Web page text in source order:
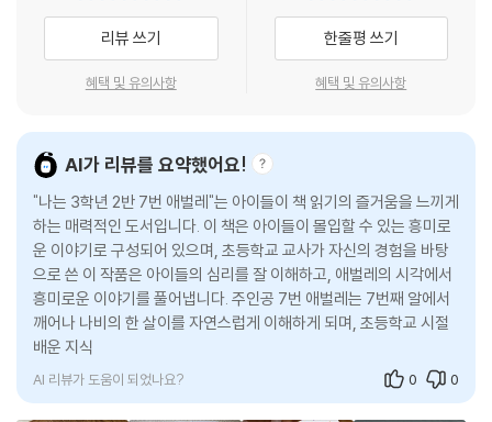
는 3학년 2반 7번 애벌레』는 어린이들이 교과서에서 배우고 교실에서 체
험했던 내용을 문학 작품을 통해 다시 한번 마음에 새길 수 있는 계기를 마
련한다. 해당 단원을 배우는 3학년뿐 아니라 누구라도 재밌게 읽을 수 있
는 이야기로서의 매력과 문학적인 완성도를 갖춘 작품임은 물론이다. 평범
모아 어려움을 헤쳐 나가는 과정은 어린이 독자에게 자연의 섭리뿐 아니라
삶의 지혜까지도 깨닫게 한다.
『나는 3학년 2반 7번 애벌레』는 상대적으로 움직임이 작은 이야기다. 하
나 고요함 속에 감춘 움직임이 진짜이듯 애벌레는 후일 나비가 되실 몸이
다. 먹고 자는 일 외에는 아무것도 하지 않는 것 같은, 할 수 없을 것 같은 애
벌레가 끊임없이 꼬물거리고 생각하면서 자기 운명을 열어 나가는 과정은
뜻밖의 감동으로 이어진다. 토끼나 곰이 등장하는 귀여운 애니메이션 같은
동물 의인동화는 자주 보아도, 이렇게 무언가 배울 점이 있는 애벌레는 흔
히 볼 수 있는 게 아니다. 통 속에 갇힌 채 내가 과연 무엇을 할 수 있을까 고
민하는 애벌레는 지금 어린이의 또 다른 모습일 수 있다.
어 낸다. 모든 어린이의 ‘날개돋이’를 응원하는 이야기.
- 김윤경 (동두천신천초등학교 교사)
리뷰 쓰기
혜택 및 유의사항
한줄평 쓰기
혜택 및 유의사항
AI가 리뷰를 요약했어요!
"나는 3학년 2반 7번 애벌레"는 아이들이 책 읽기의 즐거움을 느끼게
하는 매력적인 도서입니다. 이 책은 아이들이 몰입할 수 있는 흥미로
운 이야기로 구성되어 있으며, 초등학교 교사가 자신의 경험을 바탕
으로 쓴 이 작품은 아이들의 심리를 잘 이해하고, 애벌레의 시각에서
흥미로운 이야기를 풀어냅니다. 주인공 7번 애벌레는 7번째 알에서
깨어나 나비의 한 살이를 자연스럽게 이해하게 되며, 초등학교 시절
배운 지식을 동화로 접하니 더 재미있고 흥미롭게 이해할 수 있습니
다.
AI 리뷰가 도움이 되었나요? 0 0